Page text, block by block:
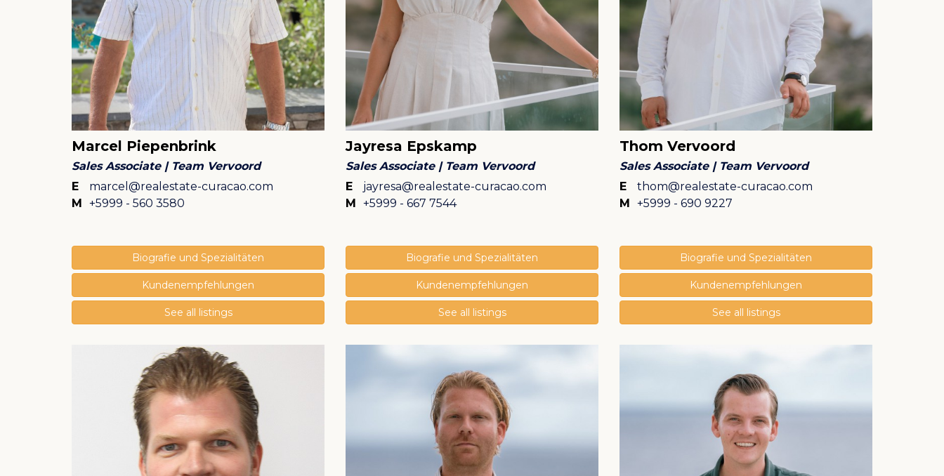
Marcel Piepenbrink
Sales Associate | Team Vervoord
E
marcel@realestate-curacao.com
M +5999 - 560 3580
Biografie und Spezialitäten
Kundenempfehlungen
See all listings
Jayresa Epskamp
Sales Associate | Team Vervoord
E
jayresa@realestate-curacao.com
M +5999 - 667 7544
Biografie und Spezialitäten
Kundenempfehlungen
See all listings
Thom Vervoord
Sales Associate | Team Vervoord
E
thom@realestate-curacao.com
M +5999 - 690 9227
Biografie und Spezialitäten
Kundenempfehlungen
See all listings